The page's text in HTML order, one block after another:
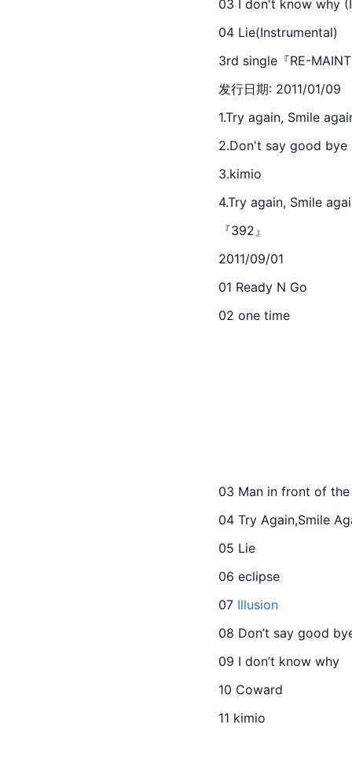
03 I don't know why
04 Lie(Instrumental)
3rd single『RE-
发行日期: 2011/01/09
1.Try again, Smile
2.Don't say good bye
3.kimio
4.Try again, Smile
『392』
2011/09/01
01 Ready N Go
02 one time
03 Man in front of
04 Try Again,Smile
05 Lie
06 eclipse
07 Illusion
08 Don’t say good
09 I don’t know why
10 Coward
11 kimio